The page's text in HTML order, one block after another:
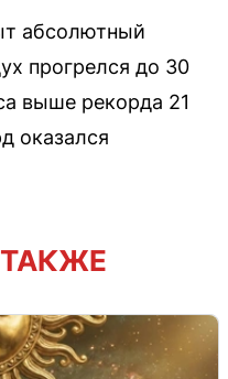
абсолютный
прогрелся до 30
выше рекорда 21
оказался